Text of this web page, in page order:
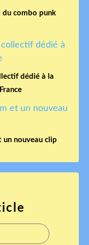
du combo punk
dédié à la
un nouveau clip